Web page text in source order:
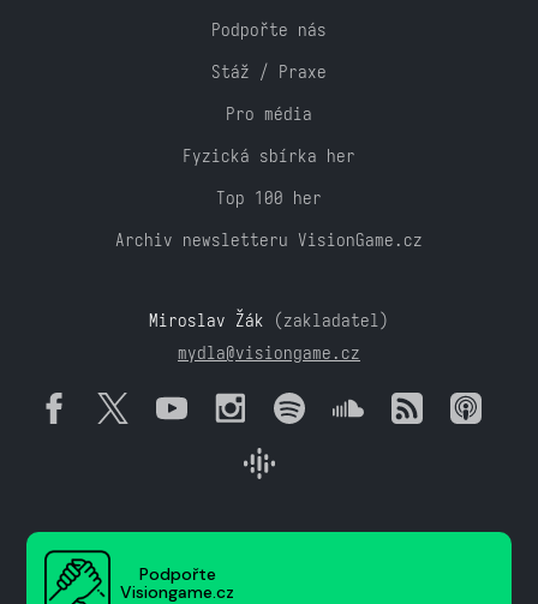
Podpořte nás
Stáž / Praxe
Pro média
Fyzická sbírka her
Top 100 her
Archiv newsletteru VisionGame.cz
Miroslav Žák (zakladatel)
mydla@visiongame.cz
Podpořte
Visiongame.cz